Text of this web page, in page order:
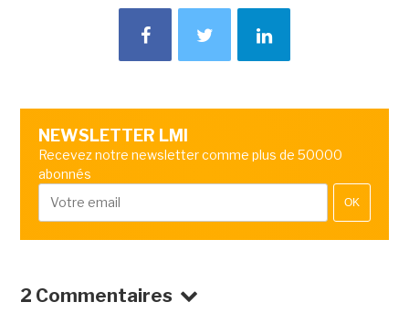
NEWSLETTER LMI
Recevez notre newsletter comme plus de 50000
abonnés
OK
2 Commentaires